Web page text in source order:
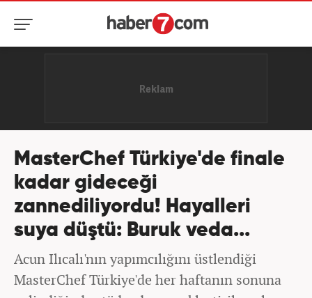
MasterChef Türkiye'de finale
kadar gideceği
zannediliyordu! Hayalleri
suya düştü: Buruk veda...
Acun Ilıcalı'nın yapımcılığını üstlendiği
MasterChef Türkiye'de her haftanın sonuna